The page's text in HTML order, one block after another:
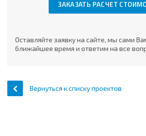
ЗАКАЗАТЬ РАСЧЕТ
Оставляйте заявку на сайте, мы сами
ближайшее время и ответим на все
Вернуться к списку проектов